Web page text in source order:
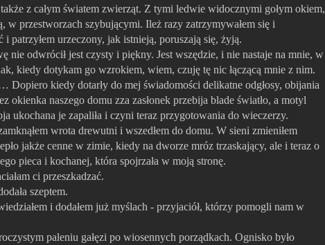
z całym światem zwierząt. Z tymi ledwie widocznymi gołym okiem,
przestworzach szybującymi. Ileż razy zatrzymywałem się i
patrzyłem urzeczony, jak istnieją, poruszają się, żyją.
odwrócił jest czysty i piękny. Jest wszędzie, i nie nastaje na mnie, w
kiedy dotykam go wzrokiem, wiem, czuję tę nic łączącą mnie z nim.
kiedy dotarły do mej świadomości delikatne odgłosy, obijania
okienka naszego domu zza zasłonek przebija blade światło, a motyl
ukochana je zapaliła i czyni teraz przygotowania do wieczerzy.
wrota drewutni i wszedłem do domu. W sieni zmieniłem
jakże cenne w zimie, kiedy na dworze mróz trzaskający, ale i teraz o
pieca i kochanej, która spojrzała w moją stronę.
ci przeszkadzać.
szeptem.
i dodałem już myślach - przyjaciół, którzy pomogli nam w
paleniu gałęzi po wiosennych porządkach. Ognisko było